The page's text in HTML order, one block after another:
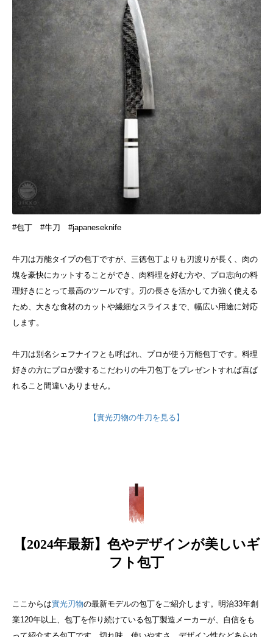
#包丁 #牛刀 #japaneseknife
牛刀は万能タイプの包丁ですが、三徳包丁よりも刃渡りが長く、肉の
塊を豪快にカットすることができ、肉料理を好む方や、プロ志向の料
理好きにとって最高のツールです。刃の長さを活かして力強く使える
ため、大きな食材のカットや繊細なスライスまで、幅広い用途に対応
します。
牛刀は別名シェフナイフとも呼ばれ、プロが使う万能包丁です。料理
好きの方にプロが愛するこだわりの牛刀包丁をプレゼントすれば喜ば
れること間違いありません。
【實光刃物の牛刀を見る】
【2024年最新】色やデザインが美しいギ
フト包丁
ここからは實光刃物の最新モデルの包丁をご紹介します。明治33年創
業120年以上、包丁を作り続けている包丁製造メーカーが、自信をも